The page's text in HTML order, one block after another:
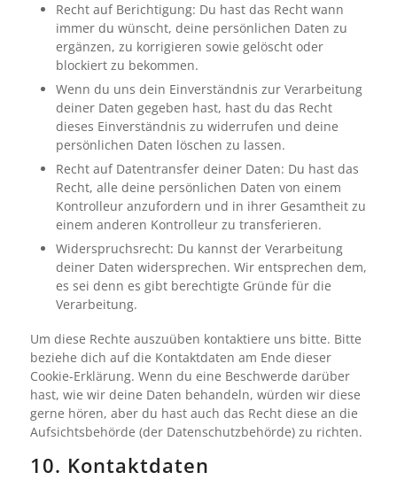
Recht auf Berichtigung: Du hast das Recht wann
immer du wünscht, deine persönlichen Daten zu
ergänzen, zu korrigieren sowie gelöscht oder
blockiert zu bekommen.
Wenn du uns dein Einverständnis zur Verarbeitung
deiner Daten gegeben hast, hast du das Recht
dieses Einverständnis zu widerrufen und deine
persönlichen Daten löschen zu lassen.
Recht auf Datentransfer deiner Daten: Du hast das
Recht, alle deine persönlichen Daten von einem
Kontrolleur anzufordern und in ihrer Gesamtheit zu
einem anderen Kontrolleur zu transferieren.
Widerspruchsrecht: Du kannst der Verarbeitung
deiner Daten widersprechen. Wir entsprechen dem,
es sei denn es gibt berechtigte Gründe für die
Verarbeitung.
Um diese Rechte auszuüben kontaktiere uns bitte. Bitte
beziehe dich auf die Kontaktdaten am Ende dieser
Cookie-Erklärung. Wenn du eine Beschwerde darüber
hast, wie wir deine Daten behandeln, würden wir diese
gerne hören, aber du hast auch das Recht diese an die
Aufsichtsbehörde (der Datenschutzbehörde) zu richten.
10. Kontaktdaten